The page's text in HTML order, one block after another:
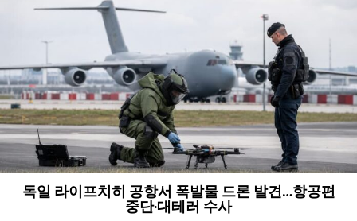
독일 라이프치히 공항서 폭발물 드론 발견…항공편
중단·대테러 수사